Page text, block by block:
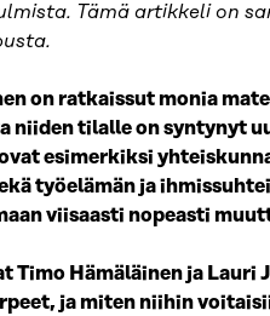
Tämä artikkeli on
on ratkaissut monia
niiden tilalle on syntynyt
esimerkiksi
työelämän ja
viisaasti nopeasti
Timo Hämäläinen ja
ja miten niihin